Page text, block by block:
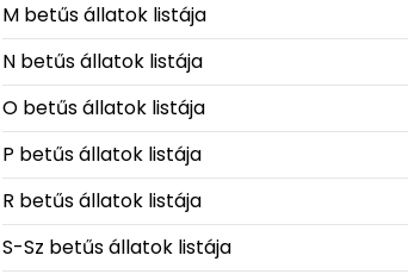
M betűs állatok listája
N betűs állatok listája
O betűs állatok listája
P betűs állatok listája
R betűs állatok listája
S-Sz betűs állatok listája